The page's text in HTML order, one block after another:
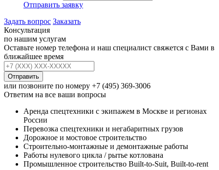
Отправить заявку
Задать вопрос Заказать
Консультация
по нашим услугам
Оставьте номер телефона и наш специалист свяжется с Вами в
ближайшее время
Отправить
или позвоните по номеру +7 (495) 369-3006
Ответим на все ваши вопросы
Аренда спецтехники с экипажем в Москве и регионах
России
Перевозка спецтехники и негабаритных грузов
Дорожное и мостовое строительство
Строительно-монтажные и демонтажные работы
Работы нулевого цикла / рытье котлована
Промышленное строительство Built-to-Suit, Built-to-rent